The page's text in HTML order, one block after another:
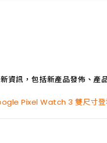
資訊，包括新產品發佈、產
Pixel Watch 3 雙尺寸登